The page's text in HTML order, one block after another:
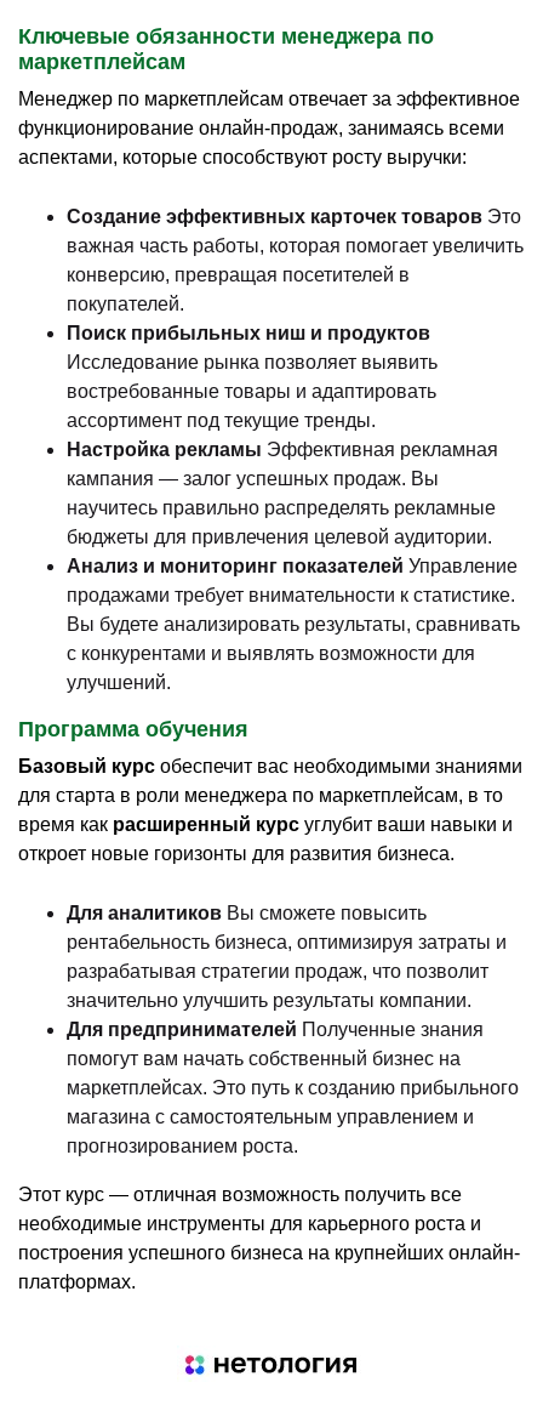
Ключевые обязанности менеджера по
маркетплейсам
Менеджер по маркетплейсам отвечает за эффективное
функционирование онлайн-продаж, занимаясь всеми
аспектами, которые способствуют росту выручки:
Создание эффективных карточек товаров Это
важная часть работы, которая помогает увеличить
конверсию, превращая посетителей в
покупателей.
Поиск прибыльных ниш и продуктов
Исследование рынка позволяет выявить
востребованные товары и адаптировать
ассортимент под текущие тренды.
Настройка рекламы Эффективная рекламная
кампания — залог успешных продаж. Вы
научитесь правильно распределять рекламные
бюджеты для привлечения целевой аудитории.
Анализ и мониторинг показателей Управление
продажами требует внимательности к статистике.
Вы будете анализировать результаты, сравнивать
с конкурентами и выявлять возможности для
улучшений.
Программа обучения
Базовый курс обеспечит вас необходимыми знаниями
для старта в роли менеджера по маркетплейсам, в то
время как расширенный курс углубит ваши навыки и
откроет новые горизонты для развития бизнеса.
Для аналитиков Вы сможете повысить
рентабельность бизнеса, оптимизируя затраты и
разрабатывая стратегии продаж, что позволит
значительно улучшить результаты компании.
Для предпринимателей Полученные знания
помогут вам начать собственный бизнес на
маркетплейсах. Это путь к созданию прибыльного
магазина с самостоятельным управлением и
прогнозированием роста.
Этот курс — отличная возможность получить все
необходимые инструменты для карьерного роста и
построения успешного бизнеса на крупнейших онлайн-
платформах.